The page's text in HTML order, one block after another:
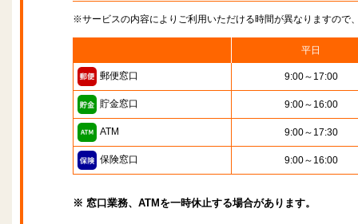
※サービスの内容によりご利用いただける時間が異なりますので
平日
郵便窓口 9:00～17:00
貯金窓口 9:00～16:00
ATM 9:00～17:30
保険窓口 9:00～16:00
※ 窓口業務、ATMを一時休止する場合があります。